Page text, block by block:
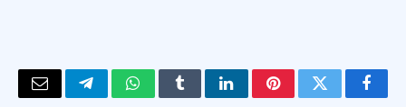
فيسبوكتويتر بينتيريستلينكدإنTumblrواتسابتيلقرامالبريد